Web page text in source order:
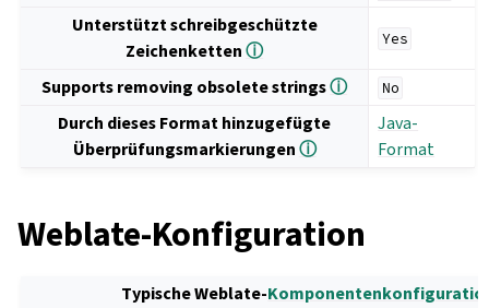
Unterstützt schreibgeschützte
Zeichenkettenⓘ
Yes
Supports removing obsolete stringsⓘ No
Durch dieses Format hinzugefügte
Überprüfungsmarkierungenⓘ
Java-
Format
Weblate-Konfiguration
Typische Weblate-